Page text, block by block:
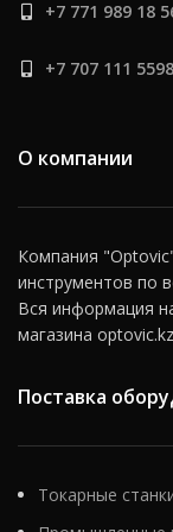
+7 771 989 18
+7 707 111 5598
О компании
Компания
инструментов по
Вся информация
магазина optovic.kz
Поставка
Токарные